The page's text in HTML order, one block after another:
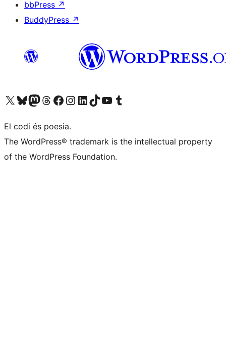
bbPress ↗
BuddyPress ↗
Visiteu el nostre compte X (abans Twitter)
Visiteu el nostre compte de Bluesky
Visiteu el nostre compte al Mastodon
Visiteu el nostre compte de Threads
Visiteu la nostra pàgina al Facebook
Visiteu el nostre compte d'Instagram
Visiteu el nostre compte de LinkedIn
Visiteu el nostre compte de TikTok
Visiteu el nostre canal al YouTube
Visiteu el nostre compte de Tumblr
El codi és poesia.
The WordPress® trademark is the intellectual property
of the WordPress Foundation.